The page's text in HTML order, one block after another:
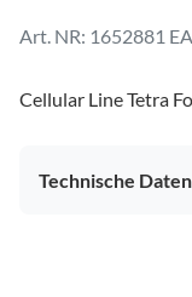
1652881
Cellular Line Tetra
Technische Daten